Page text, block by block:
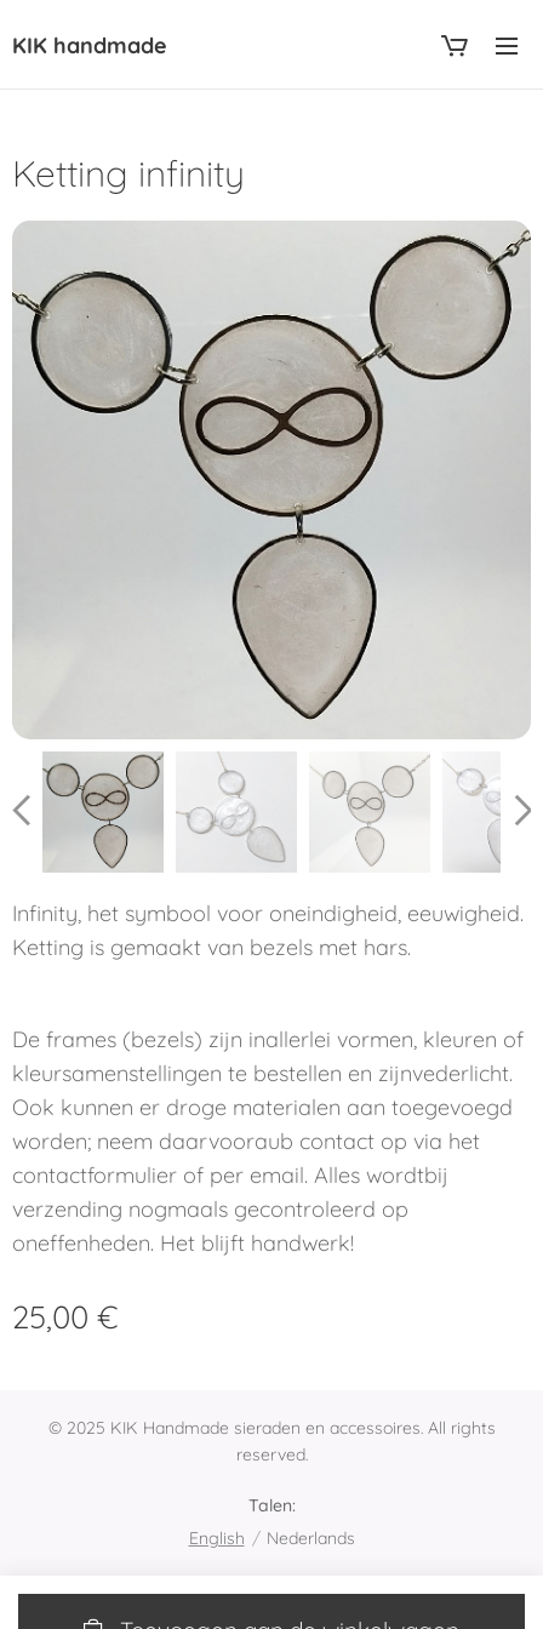
KIK handmade
Ketting infinity
Infinity, het symbool voor oneindigheid, eeuwigheid.
Ketting is gemaakt van bezels met hars.
De frames (bezels) zijn inallerlei vormen, kleuren of
kleursamenstellingen te bestellen en zijnvederlicht.
Ook kunnen er droge materialen aan toegevoegd
worden; neem daarvooraub contact op via het
contactformulier of per email. Alles wordtbij
verzending nogmaals gecontroleerd op
oneffenheden. Het blijft handwerk!
25,00 €
© 2025 KIK Handmade sieraden en accessoires. All rights
reserved.
Talen
English
Nederlands